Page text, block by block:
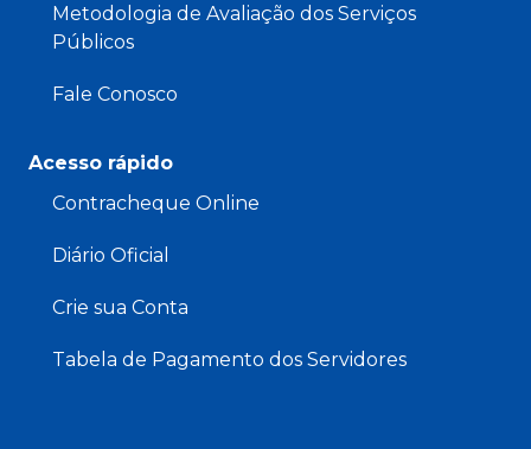
Metodologia de Avaliação dos Serviços
Públicos
Fale Conosco
Acesso rápido
Contracheque Online
Diário Oficial
Crie sua Conta
Tabela de Pagamento dos Servidores